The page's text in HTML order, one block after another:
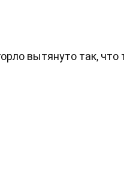
вытянуто так, что